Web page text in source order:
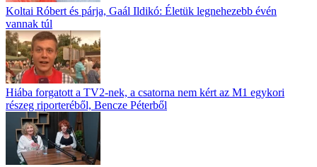
Koltai Róbert és párja, Gaál Ildikó: Életük legnehezebb évén
vannak túl
Hiába forgatott a TV2-nek, a csatorna nem kért az M1 egykori
részeg riporteréből, Bencze Péterből